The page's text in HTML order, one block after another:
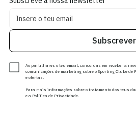
Subscrever
Ao partilhares o teu email, concordas em receber a
comunicações de marketing sobre o Sporting Clube de
e ofertas.
Para mais informações sobre o tratamento dos teus
e a Política de Privacidade.